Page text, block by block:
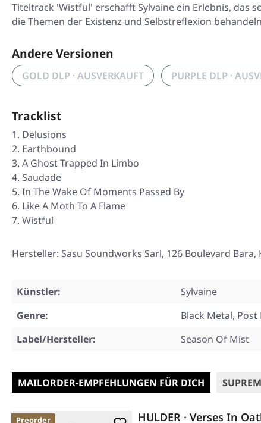
Titeltrack 'Wistful' erschafft Sylvaine ein Erlebnis, das
die Themen der Existenz und Selbstreflexion
Andere Versionen
GOLD DLP · AUSVERKAUFT PURPLE DLP ·
Tracklist
Delusions
Earthbound
A Ghost Trapped In Limbo
Saudade
In The Wake Of Moments Passed By
Like A Moth To A Flame
Wistful
Hersteller: Sasu Soundworks Sarl, 126 Boulevard
Künstler:
Sylvaine
Genre:
Black Metal, Post
Label/Hersteller:
Season Of Mist
MAILORDER-EMPFEHLUNGEN FÜR DICH
Preorder
HULDER · Verses In